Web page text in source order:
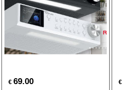
€ 69.00
€